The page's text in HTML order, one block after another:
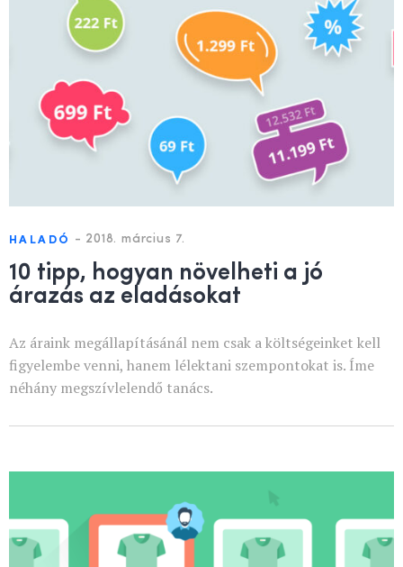
HALADÓ - 2018. március 7.
10 tipp, hogyan növelheti a jó
árazás az eladásokat
Az áraink megállapításánál nem csak a költségeinket kell
figyelembe venni, hanem lélektani szempontokat is. Íme
néhány megszívlelendő tanács.